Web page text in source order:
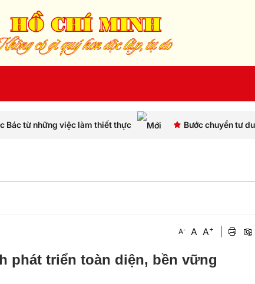
việc làm thiết thực Bước chuyển tư duy và hành động
A- A A+
phát triển toàn diện, bền vững